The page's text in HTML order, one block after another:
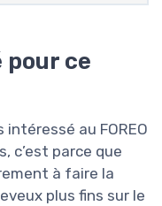
pour ce
au FOREO
c’est parce que
à faire la
plus fins sur le